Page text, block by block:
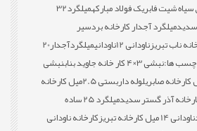
شیت فابریک فولاد مبارکه
میلگرد32
سدیدمیلگرد آجدار کارخانه بردسیر
ناودانی 12 ناودانی
میلگردآجدار20
ها:نبشی 3×4 کار خانه جاوید بناب
نبشی
لوله داربستی 2.5میل کارخانه
میلگرد 25 ساده
ناودانی 14 میل کارخانه تبریز
کارخانه ناودانی